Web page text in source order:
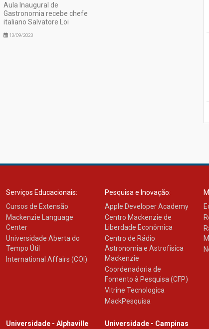
Aula Inaugural de
Gastronomia recebe chefe
italiano Salvatore Loi
13/09/2023
Serviços Educacionais:
Cursos de Extensão
Mackenzie Language
Center
Universidade Aberta do
Tempo Útil
International Affairs (COI)
Pesquisa e Inovação:
Apple Developer Academy
Centro Mackenzie de
Liberdade Econômica
Centro de Rádio
Astronomia e Astrofísica
Mackenzie
Coordenadoria de
Fomento à Pesquisa (CFP)
Vitrine Tecnologica
MackPesquisa
Universidade - Alphaville
Universidade - Campinas